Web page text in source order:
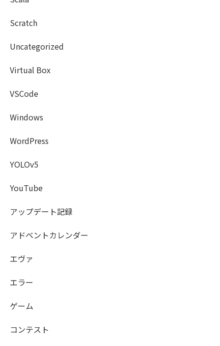
Scratch
Uncategorized
Virtual Box
VSCode
Windows
WordPress
YOLOv5
YouTube
アップデート記録
アドベントカレンダー
エヴァ
エラー
ゲーム
コンテスト